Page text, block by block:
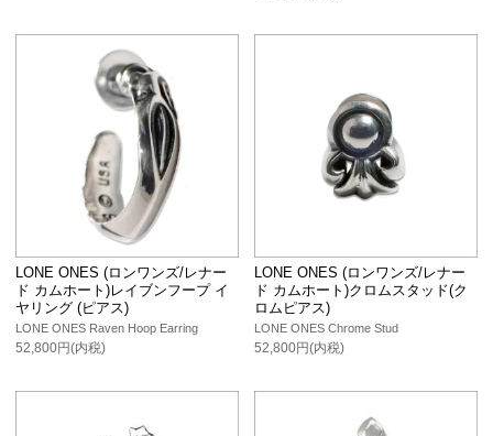
LONE ONES (ロンワンズ/レナー
ド カムホート)レイブンフープ イ
ヤリング (ピアス)
LONE ONES Raven Hoop Earring
52,800円(内税)
LONE ONES (ロンワンズ/レナー
ド カムホート)クロムスタッド(ク
ロムピアス)
LONE ONES Chrome Stud
52,800円(内税)